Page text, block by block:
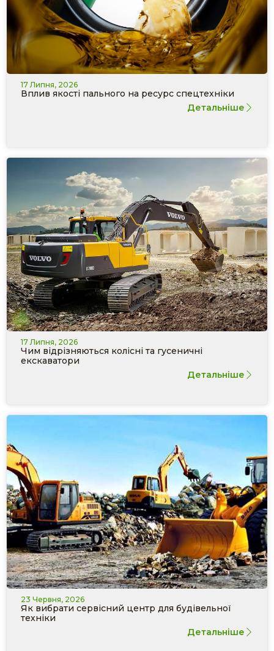
17 Липня, 2026
Вплив якості пального на ресурс спецтехніки
Детальніше
17 Липня, 2026
Чим відрізняються колісні та гусеничні
екскаватори
Детальніше
23 Червня, 2026
Як вибрати сервісний центр для будівельної
техніки
Детальніше